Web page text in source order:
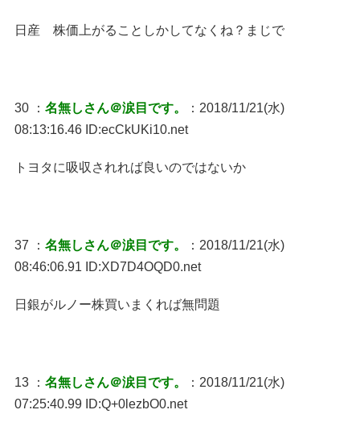
日産 株価上がることしかしてなくね？まじで
30 ： 名無しさん＠涙目です。
：2018/11/21(水)
08:13:16.46 ID:ecCkUKi10.net
トヨタに吸収されれば良いのではないか
37 ： 名無しさん＠涙目です。
：2018/11/21(水)
08:46:06.91 ID:XD7D4OQD0.net
日銀がルノー株買いまくれば無問題
13 ： 名無しさん＠涙目です。
：2018/11/21(水)
07:25:40.99 ID:Q+0lezbO0.net